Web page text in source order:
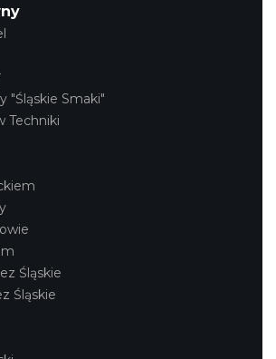
"Śląskie Smaki"
Techniki
Śląskie
Śląskie